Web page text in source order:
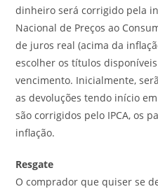
dinheiro será corrigido pela
Nacional de Preços ao
de juros real (acima da
escolher os títulos
vencimento. Inicialmente,
as devoluções tendo início
são corrigidos pelo IPCA, os
inflação.
Resgate
O comprador que quiser se